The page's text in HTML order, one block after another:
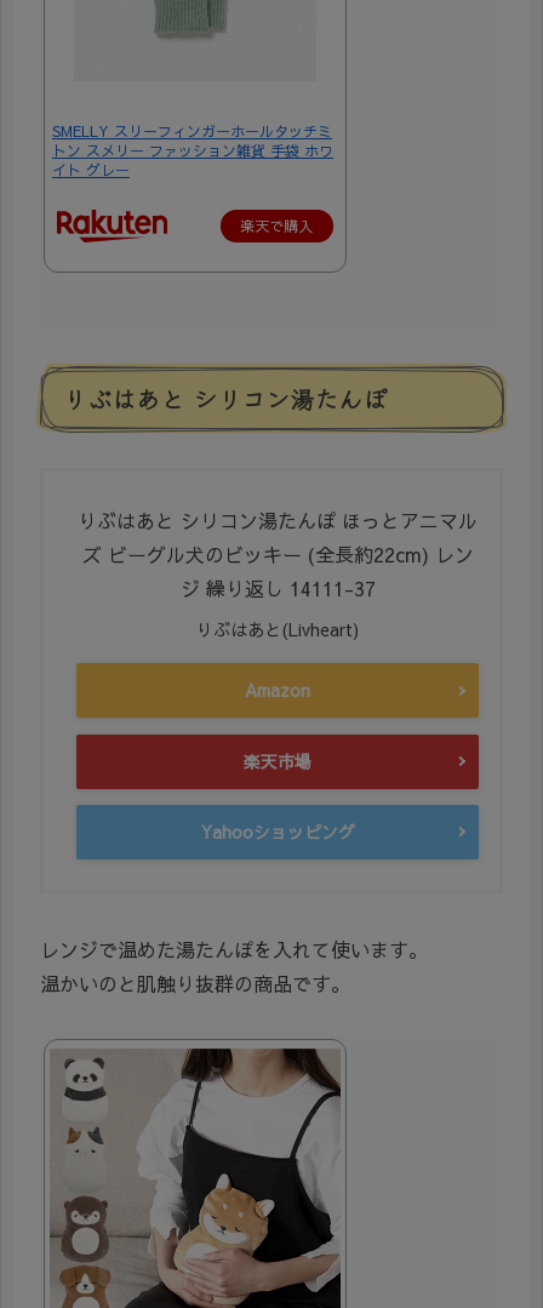
SMELLY スリーフィンガーホールタッチミ
トン スメリー ファッション雑貨 手袋 ホワ
イト グレー
楽天で購入
りぶはあと シリコン湯たんぽ
りぶはあと シリコン湯たんぽ ほっとアニマル
ズ ビーグル犬のビッキー (全長約22cm) レン
ジ 繰り返し 14111-37
りぶはあと(Livheart)
Amazon
楽天市場
Yahooショッピング
レンジで温めた湯たんぽを入れて使います。
温かいのと肌触り抜群の商品です。